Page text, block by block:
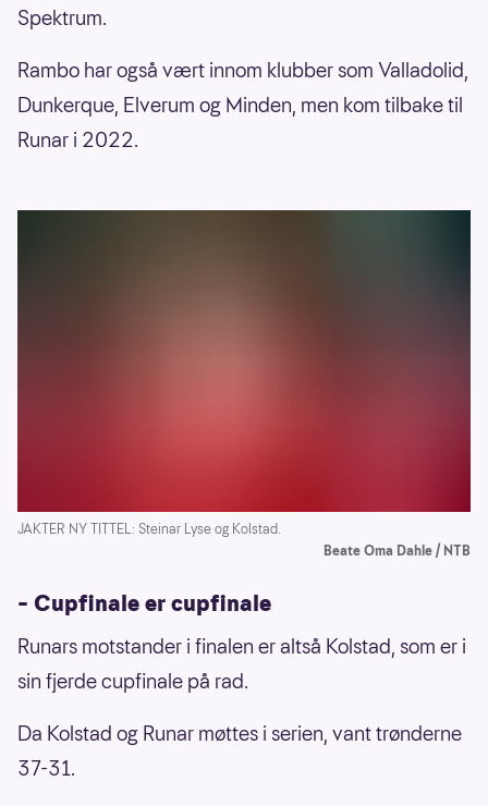
Spektrum.
Rambo har også vært innom klubber som Valladolid,
Dunkerque, Elverum og Minden, men kom tilbake til
Runar i 2022.
JAKTER NY TITTEL: Steinar Lyse og Kolstad.
Beate Oma Dahle / NTB
– Cupfinale er cupfinale
Runars motstander i finalen er altså Kolstad, som er i
sin fjerde cupfinale på rad.
Da Kolstad og Runar møttes i serien, vant trønderne
37-31.